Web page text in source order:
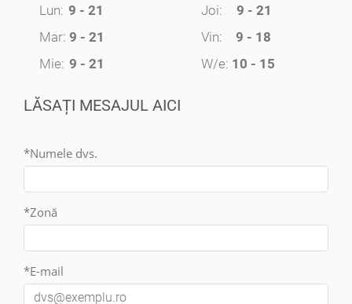
Lun: 9 - 21
Mar: 9 - 21
Mie: 9 - 21
Joi:
9 - 21
Vin:
9 - 18
W/e: 10 - 15
LĂSAȚI MESAJUL AICI
*Numele dvs.
*Zonă
*E-mail